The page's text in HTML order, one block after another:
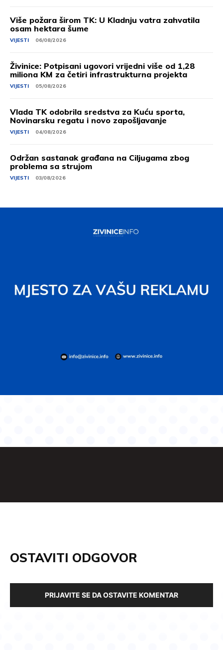
Više požara širom TK: U Kladnju vatra zahvatila
osam hektara šume
VIJESTI 06/08/2026
Živinice: Potpisani ugovori vrijedni više od 1,28
miliona KM za četiri infrastrukturna projekta
VIJESTI 05/08/2026
Vlada TK odobrila sredstva za Kuću sporta,
Novinarsku regatu i novo zapošljavanje
VIJESTI 04/08/2026
Održan sastanak građana na Ciljugama zbog
problema sa strujom
VIJESTI 03/08/2026
OSTAVITI ODGOVOR
PRIJAVITE SE DA OSTAVITE KOMENTAR